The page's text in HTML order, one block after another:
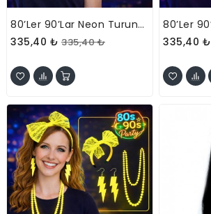
80’ler 90’lar Neon Turuncu Parti Seti – Kolye Küpe Taç
335,40 ₺ 335,40 ₺
335,40 ₺